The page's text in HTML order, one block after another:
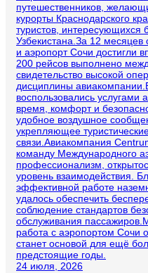
путешественников,
курорты Краснодарского
туристов, интересующихся
Узбекистана.За 12
и аэропорт Сочи достигли
200 рейсов выполнено
свидетельство высокой
дисциплины
воспользовались
время, комфорт и
удобное воздушное
укрепляющее
связи.Авиакомпания
команду Международного
профессионализм,
уровень взаимодействия.
эффективной работе
удалось обеспечить
соблюдение стандартов
обслуживания
работа с аэропортом Сочи
станет основой для ещё
предстоящие годы.
24 июля, 2026